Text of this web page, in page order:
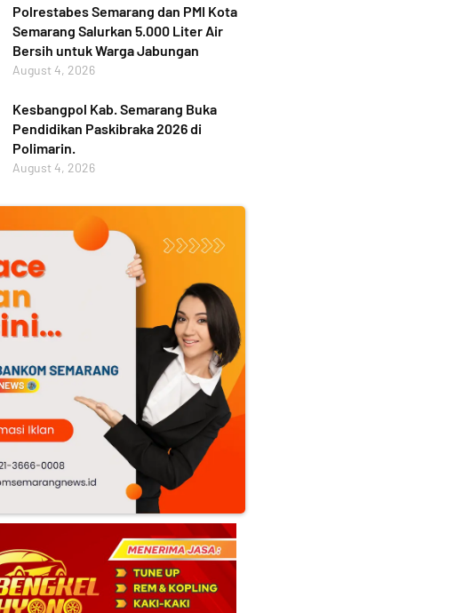
Polrestabes Semarang dan PMI Kota
Semarang Salurkan 5.000 Liter Air
Bersih untuk Warga Jabungan
August 4, 2026
Kesbangpol Kab. Semarang Buka
Pendidikan Paskibraka 2026 di
Polimarin.
August 4, 2026